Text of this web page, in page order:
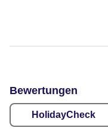
Bewertungen
HolidayCheck